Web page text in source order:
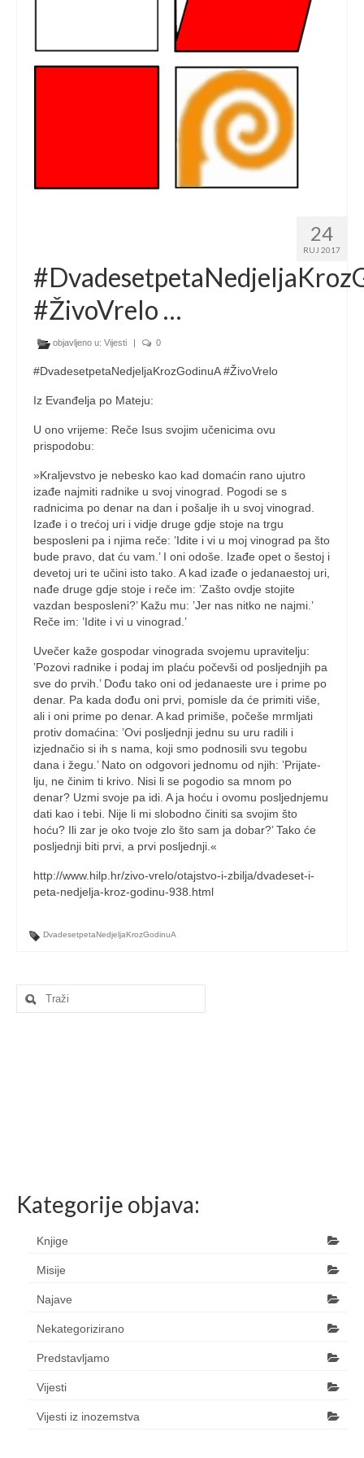
24
RUJ 2017
#ŽivoVrelo …
objavljeno u: Vijesti | 0
#DvadesetpetaNedjeljaKrozGodinuA #ŽivoVrelo
Iz Evanđelja po Mateju:
U ono vrijeme: Reče Isus svojim učenicima ovu
prispodobu:
»Kraljevstvo je nebesko kao kad domaćin rano ujutro
izađe najmiti radnike u svoj vinograd. Pogodi se s
radnicima po denar na dan i pošalje ih u svoj vinograd.
Izađe i o trećoj uri i vidje druge gdje stoje na trgu
besposleni pa i njima reče: ’Idite i vi u moj vinograd pa što
bude pravo, dat ću vam.’ I oni odoše. Izađe opet o šestoj i
devetoj uri te učini isto tako. A kad izađe o jedanaestoj uri,
nađe druge gdje stoje i reče im: ’Zašto ovdje stojite
vazdan besposleni?’ Kažu mu: ’Jer nas nitko ne najmi.’
Reče im: ’Idite i vi u vinograd.’
Uvečer kaže gospodar vinograda svojemu upravitelju:
’Pozovi radnike i podaj im plaću počevši od posljednjih pa
sve do prvih.’ Dođu tako oni od jedanaeste ure i prime po
denar. Pa kada dođu oni prvi, pomisle da će primiti više,
ali i oni prime po denar. A kad primiše, počeše mrmljati
protiv domaćina: ’Ovi posljednji jednu su uru radili i
izjednačio si ih s nama, koji smo podnosili svu te­go­bu
dana i žegu.’ Nato on odgovori jednomu od njih: ’Prijate­
lju, ne činim ti krivo. Nisi li se pogodio sa mnom po
denar? Uzmi svoje pa idi. A ja hoću i ovomu po­sljednjemu
dati kao i tebi. Nije li mi slobodno činiti sa svojim što
hoću? Ili zar je oko tvoje zlo što sam ja dobar?’ Tako će
posljednji biti prvi, a prvi posljednji.«
http://www.hilp.hr/zivo-vrelo/otajstvo-i-zbilja/dvadeset-i-
peta-nedjelja-kroz-godinu-938.html
DvadesetpetaNedjeljaKrozGodinuA
Search
for:
Kategorije objava:
Knjige
Misije
Najave
Nekategorizirano
Predstavljamo
Vijesti
Vijesti iz inozemstva